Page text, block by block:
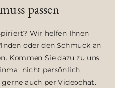
passen
Wir helfen Ihnen
oder den Schmuck an
Kommen Sie dazu zu uns
nicht persönlich
auch per Videochat.